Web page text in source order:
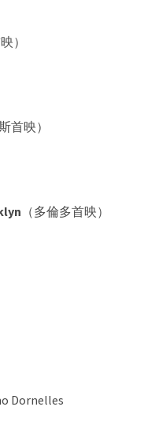
）
首映）
（多倫多首映）
Dornelles